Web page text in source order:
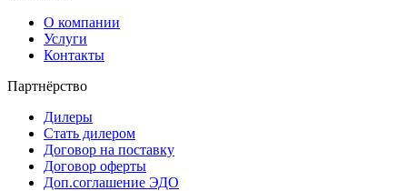
О компании
Услуги
Контакты
Партнёрство
Дилеры
Стать дилером
Договор на поставку
Договор оферты
Доп.соглашение ЭДО